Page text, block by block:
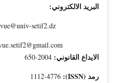
البريد الالكتروني:
الايداع القانوني:
رمد (ISSN):